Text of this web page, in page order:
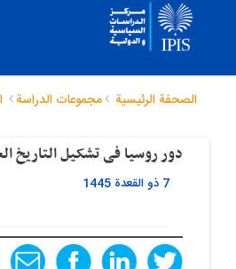
الصحفة الرئيسية مجموعات الدراسة
دور روسیا فی تشکیل التاریخ
7 ذو القعدة 1445